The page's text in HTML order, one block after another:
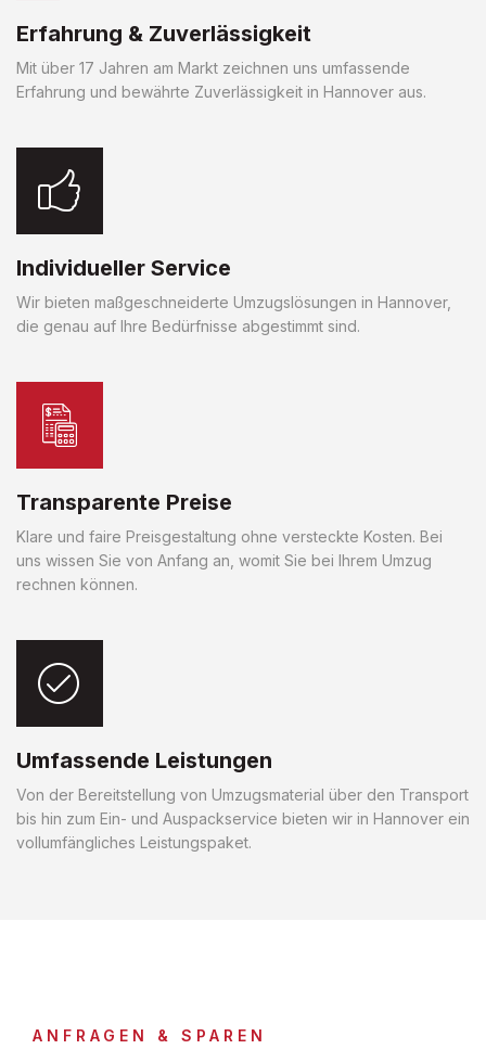
Erfahrung & Zuverlässigkeit
Mit über 17 Jahren am Markt zeichnen uns umfassende
Erfahrung und bewährte Zuverlässigkeit in Hannover aus.
Individueller Service
Wir bieten maßgeschneiderte Umzugslösungen in Hannover,
die genau auf Ihre Bedürfnisse abgestimmt sind.
Transparente Preise
Klare und faire Preisgestaltung ohne versteckte Kosten. Bei
uns wissen Sie von Anfang an, womit Sie bei Ihrem Umzug
rechnen können.
Umfassende Leistungen
Von der Bereitstellung von Umzugsmaterial über den Transport
bis hin zum Ein- und Auspackservice bieten wir in Hannover ein
vollumfängliches Leistungspaket.
ANFRAGEN & SPAREN